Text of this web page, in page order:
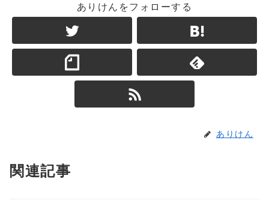
ありけんをフォローする
ありけん
関連記事